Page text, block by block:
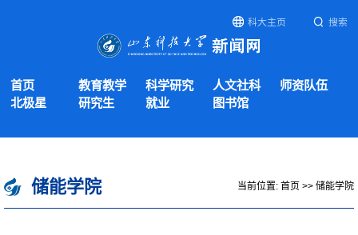
科大主页 搜索
首页 教育教学 科学研究 人文社科
师资队伍
北极星
研究生 就业 图书馆
储能学院 当前位置: 首页 >> 储能学院